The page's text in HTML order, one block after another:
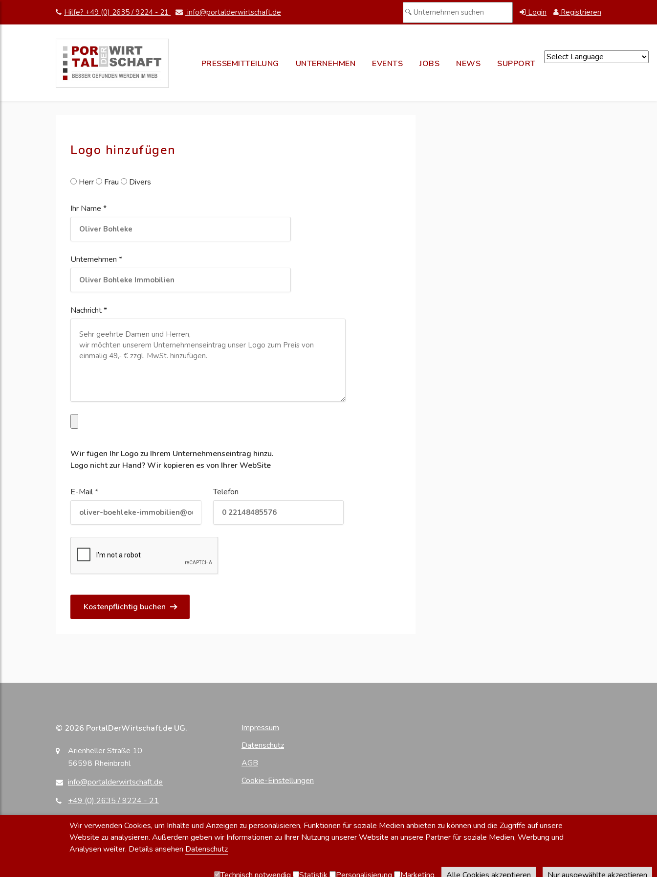
Hilfe? +49 (0) 2635 / 9224 - 21 info@portalderwirtschaft.de Login Registrieren
PRESSEMITTEILUNG UNTERNEHMEN EVENTS JOBS NEWS SUPPORT
erstellen
Logo hinzufügen
Herr Frau Divers
Ihr Name *
Unternehmen *
Nachricht *
Wir fügen Ihr Logo zu Ihrem Unternehmenseintrag hinzu.
Logo nicht zur Hand? Wir kopieren es von Ihrer WebSite
E-Mail * Telefon
Kostenpflichtig buchen
© 2026 PortalDerWirtschaft.de UG.
Arienheller Straße 10
56598 Rheinbrohl
info@portalderwirtschaft.de
+49 (0) 2635 / 9224 - 21
Impressum
Datenschutz
AGB
Cookie-Einstellungen
Wir verwenden Cookies, um Inhalte und Anzeigen zu personalisieren, Funktionen für soziale Medien anbieten zu können und die Zugriffe auf unsere
Website zu analysieren. Außerdem geben wir Informationen zu Ihrer Nutzung unserer Website an unsere Partner für soziale Medien, Werbung und
Analysen weiter. Details ansehen Datenschutz